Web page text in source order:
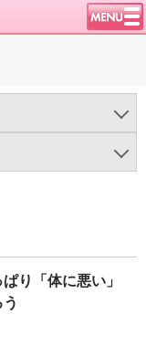
2015年 2014年
906)
ぱり「体に悪い」